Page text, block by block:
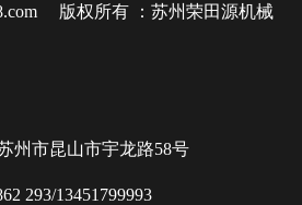
版权所有 ：苏州荣田源机械
州市昆山市宇龙路58号
293/13451799993